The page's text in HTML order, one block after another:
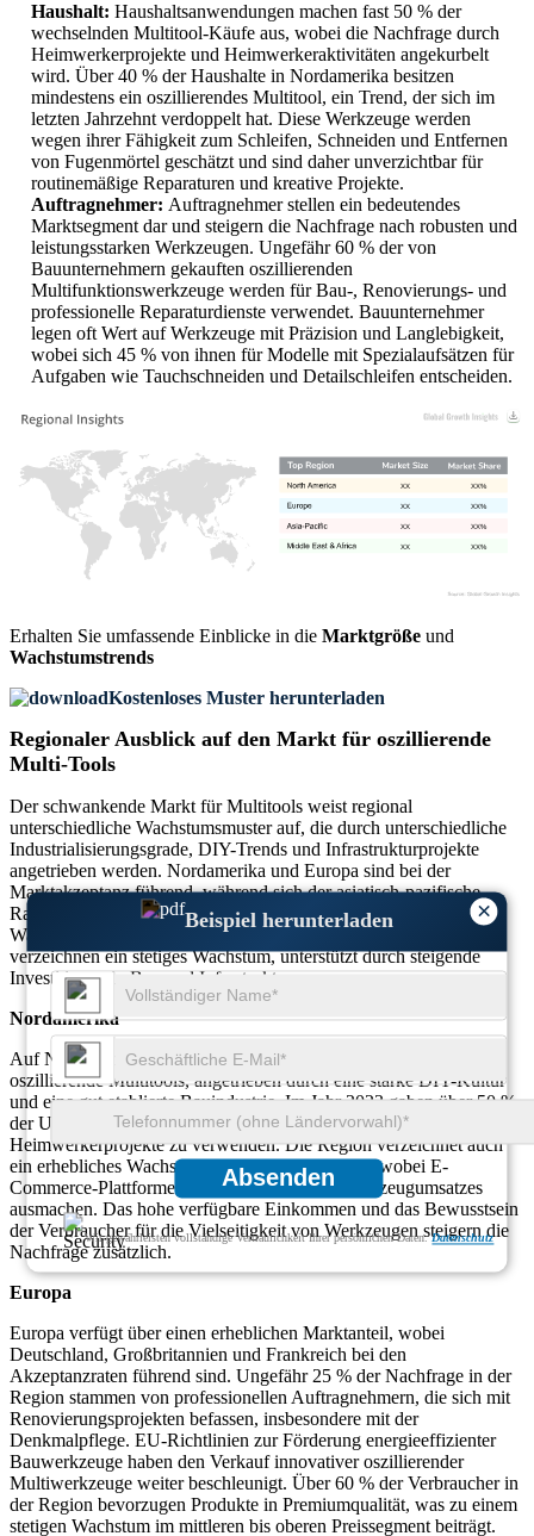
×
Beispiel herunterladen
Absenden
Wir gewährleisten vollständige Vertraulichkeit Ihrer persönlichen Daten.Datenschutz
Haushalt: Haushaltsanwendungen machen fast 50 % der
wechselnden Multitool-Käufe aus, wobei die Nachfrage durch
Heimwerkerprojekte und Heimwerkeraktivitäten angekurbelt
wird. Über 40 % der Haushalte in Nordamerika besitzen
mindestens ein oszillierendes Multitool, ein Trend, der sich im
letzten Jahrzehnt verdoppelt hat. Diese Werkzeuge werden
wegen ihrer Fähigkeit zum Schleifen, Schneiden und Entfernen
von Fugenmörtel geschätzt und sind daher unverzichtbar für
routinemäßige Reparaturen und kreative Projekte.
Auftragnehmer: Auftragnehmer stellen ein bedeutendes
Marktsegment dar und steigern die Nachfrage nach robusten und
leistungsstarken Werkzeugen. Ungefähr 60 % der von
Bauunternehmern gekauften oszillierenden
Multifunktionswerkzeuge werden für Bau-, Renovierungs- und
professionelle Reparaturdienste verwendet. Bauunternehmer
legen oft Wert auf Werkzeuge mit Präzision und Langlebigkeit,
wobei sich 45 % von ihnen für Modelle mit Spezialaufsätzen für
Aufgaben wie Tauchschneiden und Detailschleifen entscheiden.
XX%
XX
XX%
XX
XX%
XX
XX%
XX
Erhalten Sie umfassende Einblicke in die Marktgröße und
Wachstumstrends
Kostenloses Muster herunterladen
Regionaler Ausblick auf den Markt für oszillierende
Multi-Tools
Der schwankende Markt für Multitools weist regional
unterschiedliche Wachstumsmuster auf, die durch unterschiedliche
Industrialisierungsgrade, DIY-Trends und Infrastrukturprojekte
angetrieben werden. Nordamerika und Europa sind bei der
Marktakzeptanz führend, während sich der asiatisch-pazifische
Raum aufgrund der raschen Urbanisierung zu einem bedeutenden
Wachstumszentrum entwickelt. Der Nahe Osten und Afrika
verzeichnen ein stetiges Wachstum, unterstützt durch steigende
Investitionen in Bau und Infrastruktur.
Nordamerika
Auf Nordamerika entfallen fast 35 % des weltweiten Marktes für
oszillierende Multitools, angetrieben durch eine starke DIY-Kultur
und eine gut etablierte Bauindustrie. Im Jahr 2023 gaben über 50 %
der US-Haushalte an, oszillierende Werkzeuge für
Heimwerkerprojekte zu verwenden. Die Region verzeichnet auch
ein erhebliches Wachstum des Online-Umsatzes, wobei E-
Commerce-Plattformen 40 % des gesamten Werkzeugumsatzes
ausmachen. Das hohe verfügbare Einkommen und das Bewusstsein
der Verbraucher für die Vielseitigkeit von Werkzeugen steigern die
Nachfrage zusätzlich.
Europa
Europa verfügt über einen erheblichen Marktanteil, wobei
Deutschland, Großbritannien und Frankreich bei den
Akzeptanzraten führend sind. Ungefähr 25 % der Nachfrage in der
Region stammen von professionellen Auftragnehmern, die sich mit
Renovierungsprojekten befassen, insbesondere mit der
Denkmalpflege. EU-Richtlinien zur Förderung energieeffizienter
Bauwerkzeuge haben den Verkauf innovativer oszillierender
Multiwerkzeuge weiter beschleunigt. Über 60 % der Verbraucher in
der Region bevorzugen Produkte in Premiumqualität, was zu einem
stetigen Wachstum im mittleren bis oberen Preissegment beiträgt.